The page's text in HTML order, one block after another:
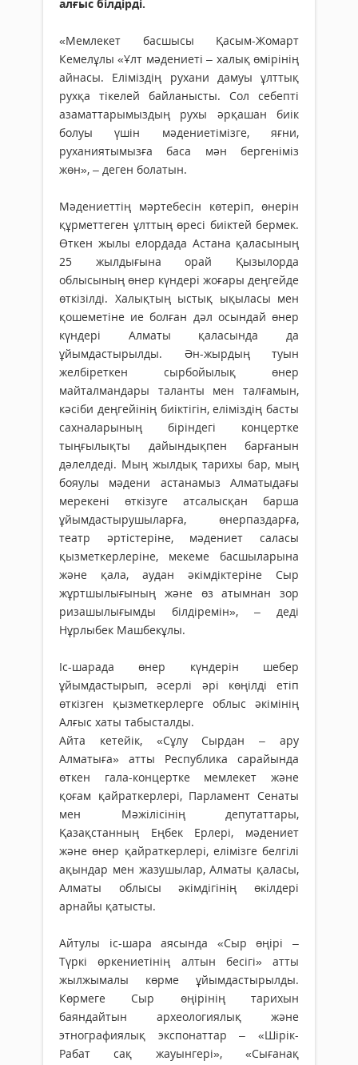
алғыс білдірді.
«Мемлекет басшысы Қасым-Жомарт
Кемелұлы «Ұлт мәдениеті – халық өмірінің
айнасы. Еліміздің рухани дамуы ұлттық
рухқа тікелей байланысты. Сол себепті
азаматтарымыздың рухы әрқашан биік
болуы үшін мәдениетімізге, яғни,
руханиятымызға баса мән бергеніміз
жөн», – деген болатын.
Мәдениеттің мәртебесін көтеріп, өнерін
құрметтеген ұлттың өресі биіктей бермек.
Өткен жылы елордада Астана қаласының
25 жылдығына орай Қызылорда
облысының өнер күндері жоғары деңгейде
өткізілді. Халықтың ыстық ықыласы мен
қошеметіне ие болған дәл осындай өнер
күндері Алматы қаласында да
ұйымдастырылды. Ән-жырдың туын
желбіреткен сырбойылық өнер
майталмандары таланты мен талғамын,
кәсіби деңгейінің биіктігін, еліміздің басты
сахналарының біріндегі концертке
тыңғылықты дайындықпен барғанын
дәлелдеді. Мың жылдық тарихы бар, мың
бояулы мәдени астанамыз Алматыдағы
мерекені өткізуге атсалысқан барша
ұйымдастырушыларға, өнерпаздарға,
театр әртістеріне, мәдениет саласы
қызметкерлеріне, мекеме басшыларына
және қала, аудан әкімдіктеріне Сыр
жұртшылығының және өз атымнан зор
ризашылығымды білдіремін», – деді
Нұрлыбек Машбекұлы.
Іс-шарада өнер күндерін шебер
ұйымдастырып, әсерлі әрі көңілді етіп
өткізген қызметкерлерге облыс әкімінің
Алғыс хаты табысталды.
Айта кетейік, «Сұлу Сырдан – ару
Алматыға» атты Республика сарайында
өткен гала-концертке мемлекет және
қоғам қайраткерлері, Парламент Сенаты
мен Мәжілісінің депутаттары,
Қазақстанның Еңбек Ерлері, мәдениет
және өнер қайраткерлері, елімізге белгілі
ақындар мен жазушылар, Алматы қаласы,
Алматы облысы әкімдігінің өкілдері
арнайы қатысты.
Айтулы іс-шара аясында «Сыр өңірі –
Түркі өркениетінің алтын бесігі» атты
жылжымалы көрме ұйымдастырылды.
Көрмеге Сыр өңірінің тарихын
баяндайтын археологиялық және
этнографиялық экспонаттар – «Шірік-
Рабат сақ жауынгері», «Сығанақ